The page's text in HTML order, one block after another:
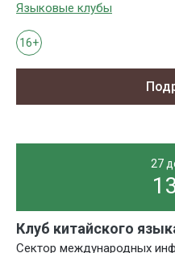
Языковые клубы
16+
27
Клуб китайского
Сектор международных